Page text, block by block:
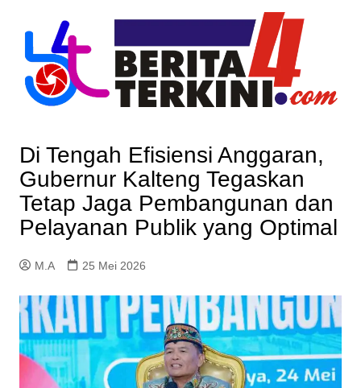
content
Di Tengah Efisiensi Anggaran,
Gubernur Kalteng Tegaskan
Tetap Jaga Pembangunan dan
Pelayanan Publik yang Optimal
M.A 25 Mei 2026